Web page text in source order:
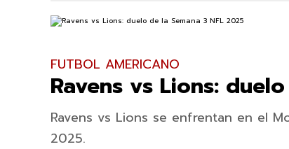
FUTBOL AMERICANO
Ravens vs Lions:
Ravens vs Lions se enfrentan en el
2025.